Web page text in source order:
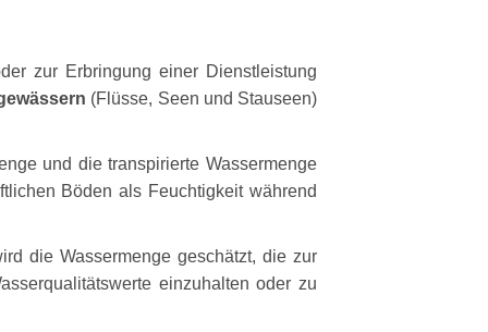
zur Erbringung einer Dienstleistung
(Flüsse, Seen und Stauseen)
und die transpirierte Wassermenge
Böden als Feuchtigkeit während
die Wassermenge geschätzt, die zur
einzuhalten oder zu